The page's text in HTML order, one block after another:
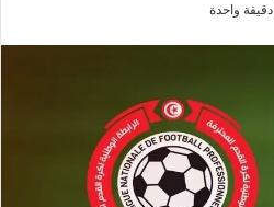
دقيقة واحدة